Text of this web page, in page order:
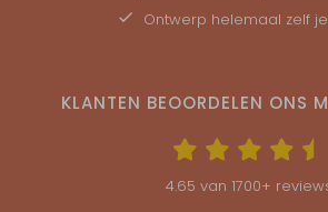
Ontwerp helemaal zelf
KLANTEN BEOORDELEN ONS
4.65 van 1700+